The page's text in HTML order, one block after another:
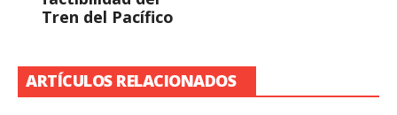
Tren del Pacífico
ARTÍCULOS RELACIONADOS